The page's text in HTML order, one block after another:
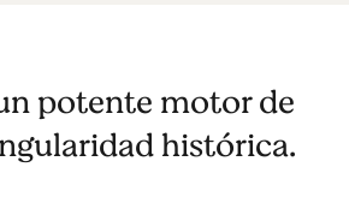
potente motor de
histórica.